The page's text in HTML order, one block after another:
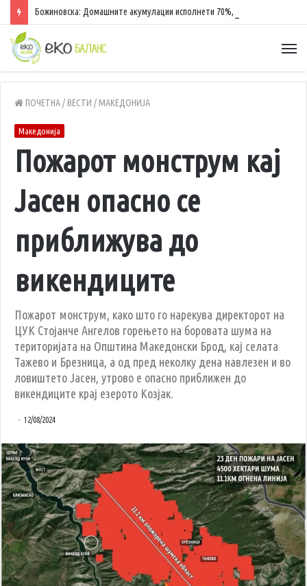
ПОЧЕТНА/ ВЕСТИ / МАКЕДОНИЈА
Македонија
Пожарот монструм кај
Јасен опасно се
приближува до
викендиците
Пожарот монструм, како што го нарекува директорот на
ЦУК Стојанче Ангелов горењето на боровата шума на
територијата на Општина Македонски Брод, кај селата
Тажево и Брезница, а од пред неколку дена навлезен и во
ловиштето Јасен, утрово е опасно приближен до
викендиците крај езерото Козјак.
12/08/2024